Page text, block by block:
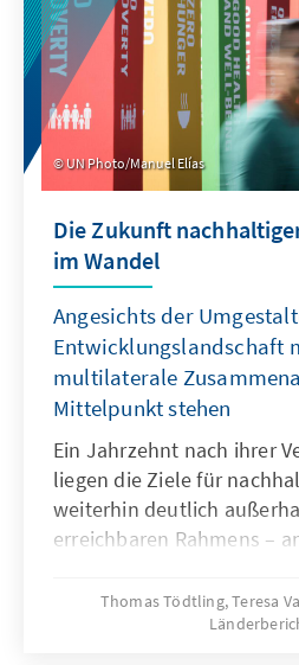
angepasst – was Fragen
Wirksamkeit und
Dementsprechend war
UN80 deutlich weniger
historisches Jubiläum
Stattdessen dominierte
Herausforderungen, die
unbeachtet oder
gestalten?
UN Photo/Manuel Elías
Die Zukunft
im Wandel
Angesichts der
Entwicklungslandschaft
multilaterale
Mittelpunkt stehen
Ein Jahrzehnt nach ihrer
liegen die Ziele für
weiterhin deutlich
erreichbaren Rahmens –
finanzieller Zusagen und
fortschreitenden
Thomas Tödtling, Teresa